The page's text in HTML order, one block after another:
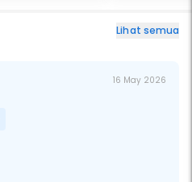
Lihat semua
16 May 2026